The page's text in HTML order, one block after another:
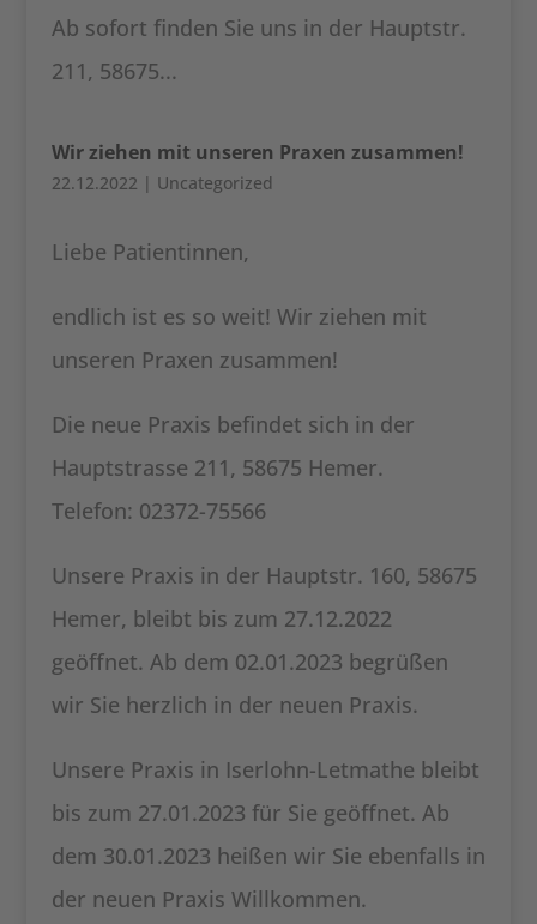
Ab sofort finden Sie uns in der Hauptstr.
211, 58675...
Wir ziehen mit unseren Praxen zusammen!
22.12.2022 | Uncategorized
Liebe Patientinnen,
endlich ist es so weit! Wir ziehen mit
unseren Praxen zusammen!
Die neue Praxis befindet sich in der
Hauptstrasse 211, 58675 Hemer.
Telefon: 02372-75566
Unsere Praxis in der Hauptstr. 160, 58675
Hemer, bleibt bis zum 27.12.2022
geöffnet. Ab dem 02.01.2023 begrüßen
wir Sie herzlich in der neuen Praxis.
Unsere Praxis in Iserlohn-Letmathe bleibt
bis zum 27.01.2023 für Sie geöffnet. Ab
dem 30.01.2023 heißen wir Sie ebenfalls in
der neuen Praxis Willkommen.